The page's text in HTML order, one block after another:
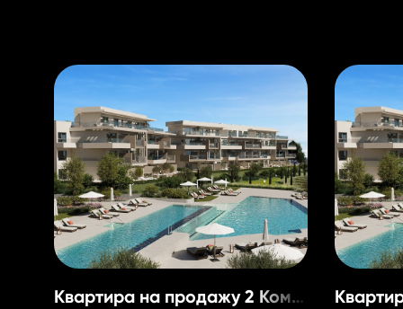
Квартира на продажу 2 Комнаты